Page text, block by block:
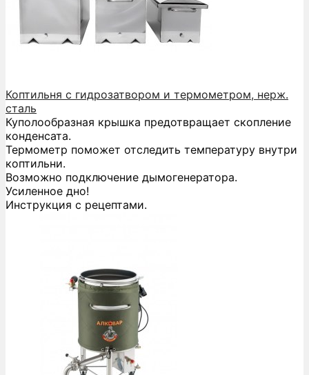
Коптильня с гидрозатвором и термометром, нерж.
сталь
Куполообразная крышка предотвращает скопление
конденсата.
Термометр поможет отследить температуру внутри
коптильни.
Возможно подключение дымогенератора.
Усиленное дно!
Инструкция с рецептами.